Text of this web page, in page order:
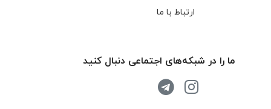
ارتباط با ما
ما را در شبکه‌های اجتماعی دنبال کنید